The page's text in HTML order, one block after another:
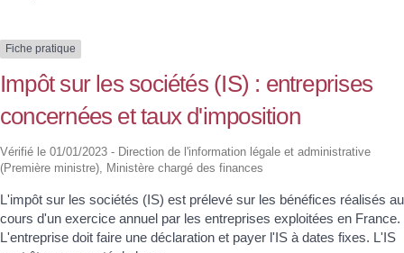
Fiche pratique
Impôt sur les sociétés (IS) : entreprises
concernées et taux d'imposition
Vérifié le 01/01/2023 - Direction de l'information légale et administrative
(Première ministre), Ministère chargé des finances
L'impôt sur les sociétés (IS) est prélevé sur les bénéfices réalisés au
cours d'un exercice annuel par les entreprises exploitées en France.
L'entreprise doit faire une déclaration et payer l'IS à dates fixes. L'IS